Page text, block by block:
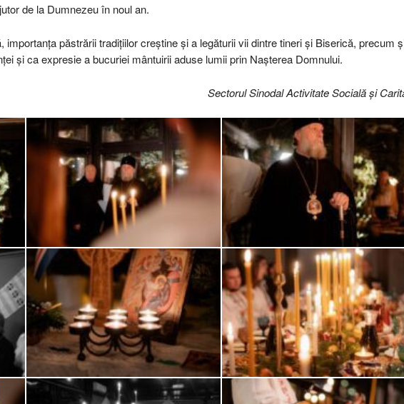
de la Dumnezeu în noul an.
importanța păstrării tradițiilor creștine și a legăturii vii dintre tineri și Biserică, precum
și ca expresie a bucuriei mântuirii aduse lumii prin Nașterea Domnului.
Sectorul Sinodal Activitate Socială și